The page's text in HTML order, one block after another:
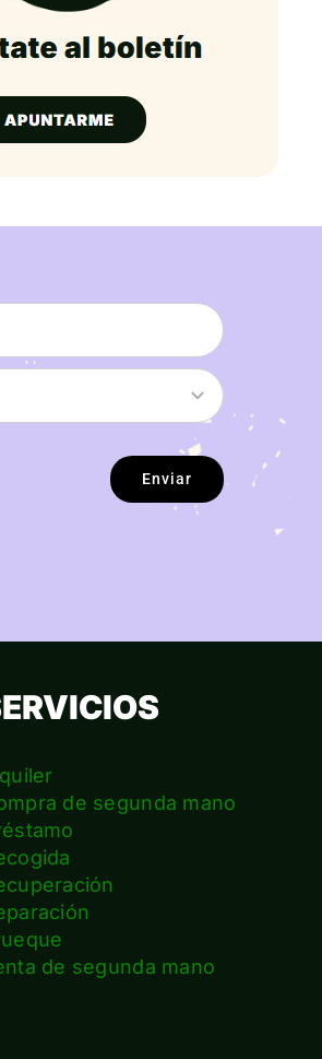
Enviar
de segunda mano
de segunda mano